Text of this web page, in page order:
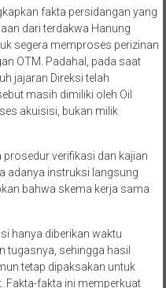
fakta persidangan yang
dari terdakwa Hanung
segera memproses perizinan
OTM. Padahal, pada saat
jajaran Direksi telah
masih dimiliki oleh Oil
akuisisi, bukan milik
prosedur verifikasi dan kajian
adanya instruksi langsung
bahwa skema kerja sama
hanya diberikan waktu
tugasnya, sehingga hasil
tetap dipaksakan untuk
Fakta-fakta ini memperkuat